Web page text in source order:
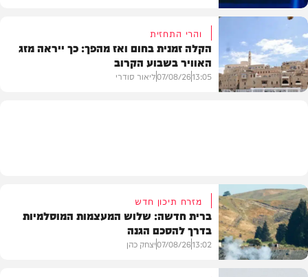
פוליטי
והרי התחזית
הקלה זמנית בחום ואז מהפך: כך ייראה מזג
האוויר בשבוע הקרוב
13:05
07/08/26ליאור סודרי
מזרח תיכון חדש
ברית חדשה: שלוש המעצמות המוסלמיות
בדרך להסכם הגנה
13:02
07/08/26יצחק כהן